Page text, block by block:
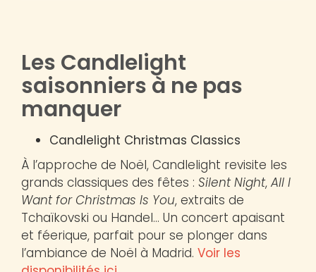
Les Candlelight
saisonniers à ne pas
manquer
Candlelight Christmas Classics
À l’approche de Noël, Candlelight revisite les
grands classiques des fêtes : Silent Night, All I
Want for Christmas Is You, extraits de
Tchaïkovski ou Handel… Un concert apaisant
et féerique, parfait pour se plonger dans
l’ambiance de Noël à Madrid. Voir les